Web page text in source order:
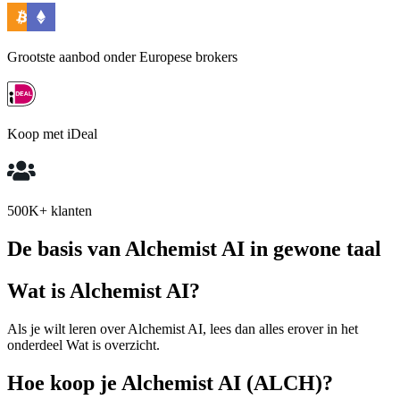
Grootste aanbod onder Europese brokers
Koop met iDeal
500K+ klanten
De basis van Alchemist AI in gewone taal
Wat is Alchemist AI?
Als je wilt leren over Alchemist AI, lees dan alles erover in het
onderdeel Wat is overzicht.
Hoe koop je Alchemist AI (ALCH)?